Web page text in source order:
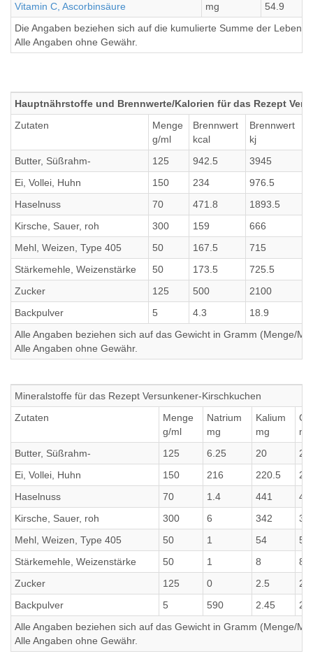
Vitamin C, Ascorbinsäure
mg
54.9
Die Angaben beziehen sich auf die kumulierte Summe der
Alle Angaben ohne Gewähr.
Hauptnährstoffe und Brennwerte/Kalorien für das Rezept
Zutaten
Menge
g/ml
Brennwert
kcal
Brennwert
kj
Butter, Süßrahm-
125 942.5 3945
Ei, Vollei, Huhn
150 234 976.5
Haselnuss
70 471.8 1893.5
Kirsche, Sauer, roh
300 159 666
Mehl, Weizen, Type 405
50 167.5 715
Stärkemehle, Weizenstärke
50 173.5 725.5
Zucker
125 500 2100
Backpulver
5 4.3 18.9
Alle Angaben beziehen sich auf das Gewicht in Gramm (Menge/
Alle Angaben ohne Gewähr.
Mineralstoffe für das Rezept Versunkener-Kirschkuchen
Zutaten
Menge
g/ml
Natrium
mg
Kalium
mg
mg
Butter, Süßrahm-
125 6.25 20
20
Ei, Vollei, Huhn
150 216 220.5
Haselnuss
70 1.4 441
Kirsche, Sauer, roh
300 6 342
Mehl, Weizen, Type 405
50 1 54
54
Stärkemehle, Weizenstärke
50 1 8
8
Zucker
125 0 2.5
2.5
Backpulver
5 590 2.45
Alle Angaben beziehen sich auf das Gewicht in Gramm (Menge/
Alle Angaben ohne Gewähr.